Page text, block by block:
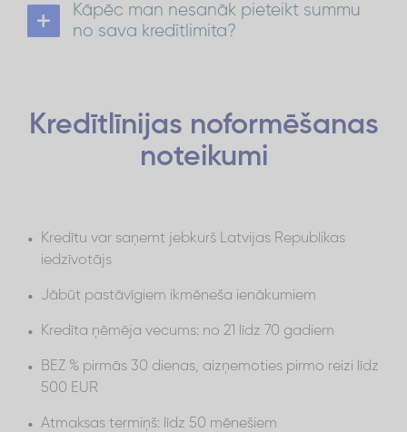
numurs, tad to var nomainīt sadaļā Kredītlīnija
aizpildot pieteikumu ar jauniem datiem vai
Kāpēc man nesanāk pieteikt summu
no sava kredītlimita?
Increditkreditēšanas centrā
vai zvanot pa
tālr. 67199100
Kredītlīnijas noformēšanas
noteikumi
Kredītu var saņemt jebkurš Latvijas Republikas
iedzīvotājs
Jābūt pastāvīgiem ikmēneša ienākumiem
Kredīta ņēmēja vecums: no 21 līdz 70 gadiem
BEZ % pirmās 30 dienas, aizņemoties pirmo reizi līdz
500 EUR
Atmaksas termiņš: līdz 50 mēnešiem